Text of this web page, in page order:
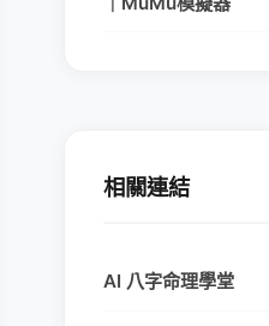
相關連結
AI 八字命理學堂